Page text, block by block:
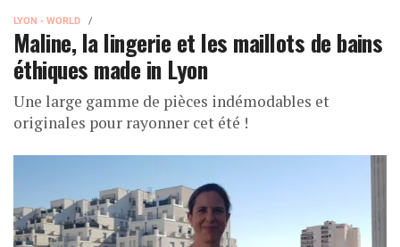
LYON - WORLD
Maline, la lingerie et les maillots de bains
éthiques made in Lyon
Une large gamme de pièces indémodables et
originales pour rayonner cet été !